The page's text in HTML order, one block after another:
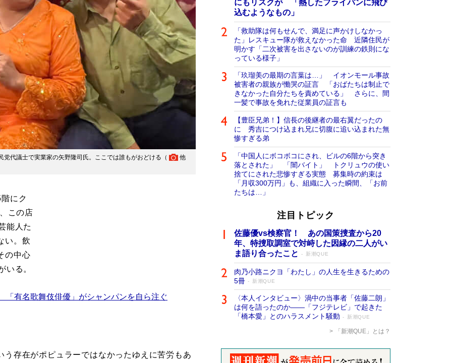
代議士で実業家の矢野隆司氏。ここでは誰もがおどける（ 他
にク
この店
能人た
い。飲
の中心
いる。
有名歌舞伎俳優」がシャンパンを自ら注ぐ
存在がポピュラーではなかったゆえに苦労もあ
にもリスクが 「熱したフライパンに飛び
込むようなもの」
「救助隊は何もせんで、満足に声かけしなかっ
た」レスキュー隊が救えなかった命 近隣住民が
明かす「二次被害を出さないのが訓練の鉄則にな
っている様子」
「玖瑠美の最期の言葉は…」 イオンモール事故
被害者の親族が慟哭の証言 「おばたちは制止で
きなかった自分たちを責めている」 さらに、間
一髪で事故を免れた従業員の証言も
【豊臣兄弟！】信長の後継者の最右翼だったの
に 秀吉につけ込まれ兄に切腹に追い込まれた無
惨すぎる弟
「中国人にボコボコにされ、ビルの6階から突き
落とされた」 「闇バイト」 トクリュウの使い
捨てにされた悲惨すぎる実態 募集時の約束は
「月収300万円」も、組織に入った瞬間、「お前
たちは…」
注目トピック
佐藤優vs検察官！ あの国策捜査から20
年、特捜取調室で対峙した因縁の二人がい
ま語り合ったこと
新潮QUE
肉乃小路ニクヨ「わたし」の人生を生きるための
5冊
新潮QUE
〈本人インタビュー〉渦中の当事者「佐藤二朗」
は何を語ったのか――「フジテレビ」で起きた
「橋本愛」とのハラスメント騒動
新潮QUE
「新潮QUE」とは？